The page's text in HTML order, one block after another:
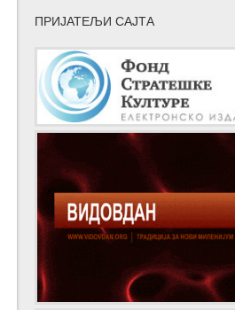
ПРИЈАТЕЉИ САЈТА